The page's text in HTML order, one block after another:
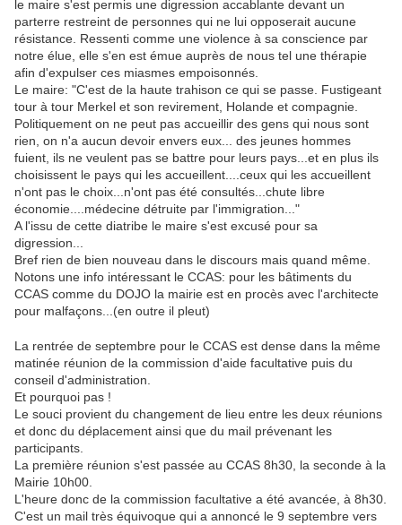
le maire s'est permis une digression accablante devant un
parterre restreint de personnes qui ne lui opposerait aucune
résistance. Ressenti comme une violence à sa conscience par
notre élue, elle s'en est émue auprès de nous tel une thérapie
afin d'expulser ces miasmes empoisonnés.
Le maire: "C'est de la haute trahison ce qui se passe. Fustigeant
tour à tour Merkel et son revirement, Holande et compagnie.
Politiquement on ne peut pas accueillir des gens qui nous sont
rien, on n'a aucun devoir envers eux... des jeunes hommes
fuient, ils ne veulent pas se battre pour leurs pays...et en plus ils
choisissent le pays qui les accueillent....ceux qui les accueillent
n'ont pas le choix...n'ont pas été consultés...chute libre
économie....médecine détruite par l'immigration..."
A l'issu de cette diatribe le maire s'est excusé pour sa
digression...
Bref rien de bien nouveau dans le discours mais quand même.
Notons une info intéressant le CCAS: pour les bâtiments du
CCAS comme du DOJO la mairie est en procès avec l'architecte
pour malfaçons...(en outre il pleut)
La rentrée de septembre pour le CCAS est dense dans la même
matinée réunion de la commission d'aide facultative puis du
conseil d'administration.
Et pourquoi pas !
Le souci provient du changement de lieu entre les deux réunions
et donc du déplacement ainsi que du mail prévenant les
participants.
La première réunion s'est passée au CCAS 8h30, la seconde à la
Mairie 10h00.
L'heure donc de la commission facultative a été avancée, à 8h30.
C'est un mail très équivoque qui a annoncé le 9 septembre vers